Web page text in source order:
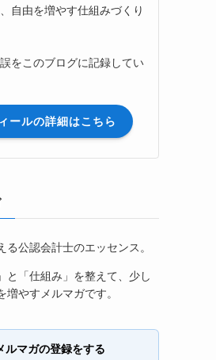
自由を増やす仕組みづくり
をこのブログに記録してい
ールの詳細はこちら
公認会計士のエッセンス。
と「仕組み」を整えて、少し
やすメルマガです。
ルマガの登録をする